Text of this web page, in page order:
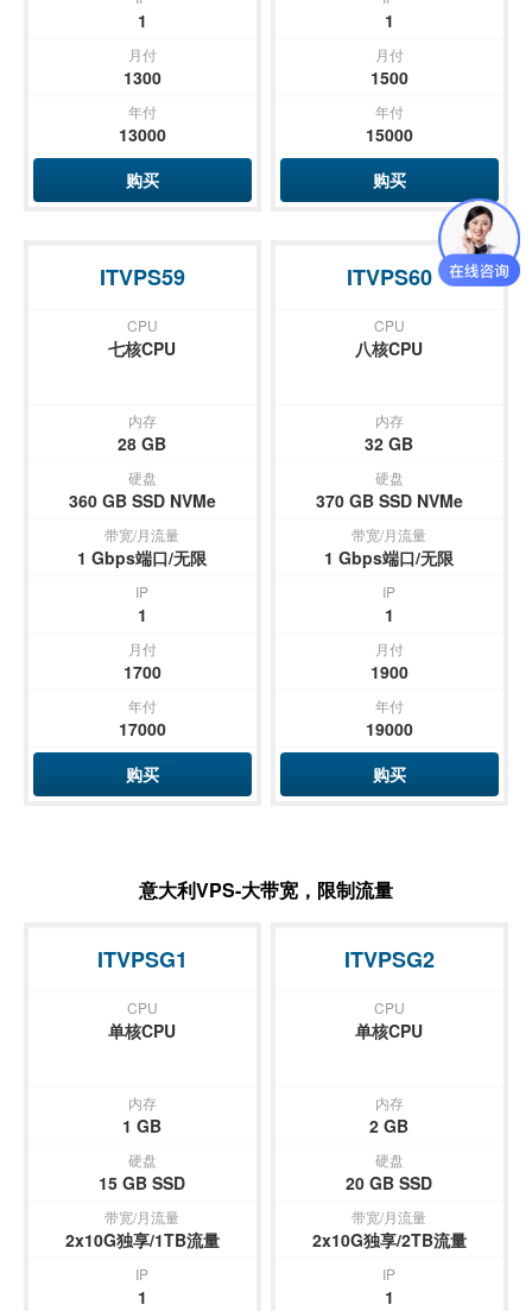
1
月付
1300
年付
13000
购买
1
月付
1500
年付
15000
购买
ITVPS59
CPU
七核CPU
内存
28 GB
硬盘
360 GB SSD NVMe
带宽/月流量
1 Gbps端口/无限
IP
1
月付
1700
年付
17000
购买
ITVPS60
CPU
八核CPU
内存
32 GB
硬盘
370 GB SSD NVMe
带宽/月流量
1 Gbps端口/无限
IP
1
月付
1900
年付
19000
购买
意大利VPS-大带宽，限制流量
ITVPSG1
CPU
单核CPU
内存
1 GB
硬盘
15 GB SSD
带宽/月流量
2x10G独享/1TB流量
IP
1
ITVPSG2
CPU
单核CPU
内存
2 GB
硬盘
20 GB SSD
带宽/月流量
2x10G独享/2TB流量
IP
1